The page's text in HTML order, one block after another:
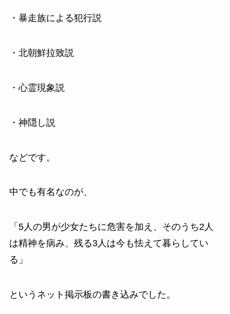
・暴走族による犯行説
・北朝鮮拉致説
・心霊現象説
・神隠し説
などです。
中でも有名なのが、
「5人の男が少女たちに危害を加え、そのうち2人
は精神を病み、残る3人は今も怯えて暮らしてい
る」
というネット掲示板の書き込みでした。